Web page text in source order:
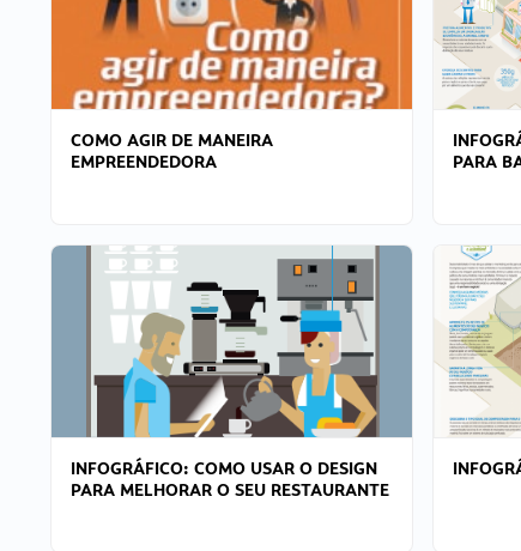
COMO AGIR DE MANEIRA
EMPREENDEDORA
PARA
INFOGRÁFICO: COMO USAR O DESIGN
PARA MELHORAR O SEU RESTAURANTE